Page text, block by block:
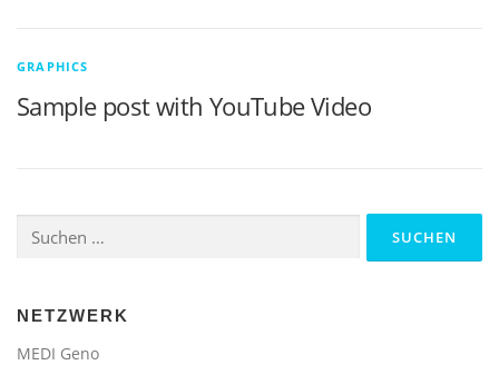
GRAPHICS
Sample post with YouTube Video
nach:
NETZWERK
MEDI Geno